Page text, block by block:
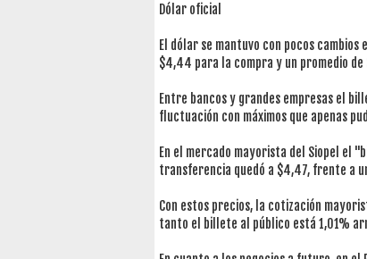
Dólar oficial
El dólar se mantuvo con pocos
$4,44 para la compra y un promedio
Entre bancos y grandes empresas el
fluctuación con máximos que apenas
En el mercado mayorista del Siopel el
transferencia quedó a $4,47, frente a
Con estos precios, la cotización
tanto el billete al público está 1,01%